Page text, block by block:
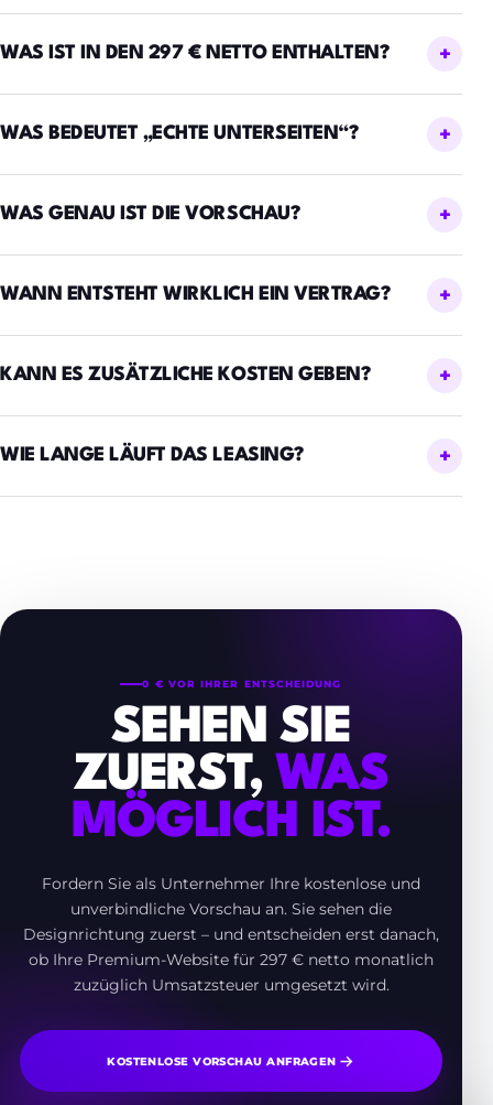
WAS IST IN DEN 297 € NETTO ENTHALTEN?
WAS BEDEUTET „ECHTE UNTERSEITEN“?
WAS GENAU IST DIE VORSCHAU?
WANN ENTSTEHT WIRKLICH EIN VERTRAG?
KANN ES ZUSÄTZLICHE KOSTEN GEBEN?
WIE LANGE LÄUFT DAS LEASING?
0 € VOR IHRER ENTSCHEIDUNG
SEHEN SIE
ZUERST, WAS
MÖGLICH IST.
Fordern Sie als Unternehmer Ihre kostenlose und
unverbindliche Vorschau an. Sie sehen die
Designrichtung zuerst – und entscheiden erst danach,
ob Ihre Premium-Website für 297 € netto monatlich
zuzüglich Umsatzsteuer umgesetzt wird.
KOSTENLOSE VORSCHAU ANFRAGEN